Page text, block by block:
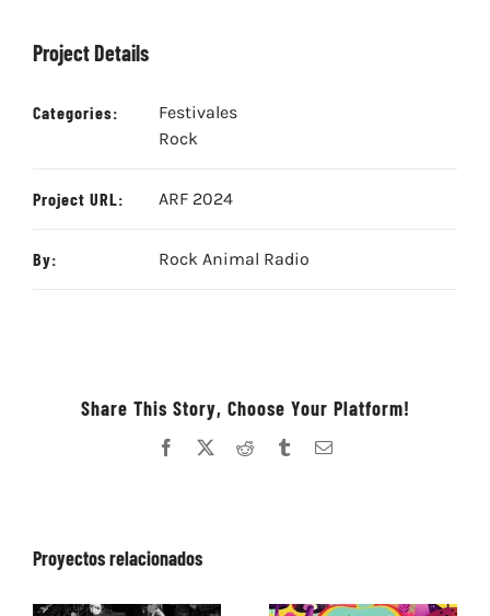
Project Details
Categories:
Festivales
Rock
Project URL: ARF 2024
By: Rock Animal Radio
Share This Story, Choose Your Platform!
Facebook Reddit TumblrCorreo
Proyectos relacionados